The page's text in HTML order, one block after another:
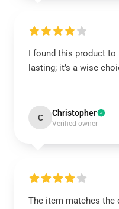
I found this product to
lasting; it’s a wise
C Christopher
Verified owner
The item matches the